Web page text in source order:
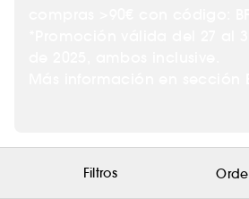
Filtros